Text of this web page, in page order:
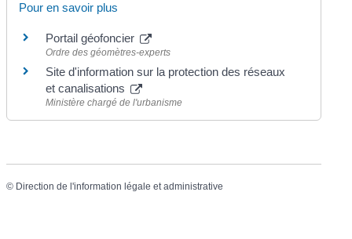
Pour en savoir plus
Portail géofoncier
Ordre des géomètres-experts
Site d'information sur la protection des réseaux
et canalisations
Ministère chargé de l'urbanisme
© Direction de l'information légale et administrative